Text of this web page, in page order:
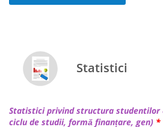
Statistici
Statistici privind structura studentilor
ciclu de studii, formă finanțare, gen) *